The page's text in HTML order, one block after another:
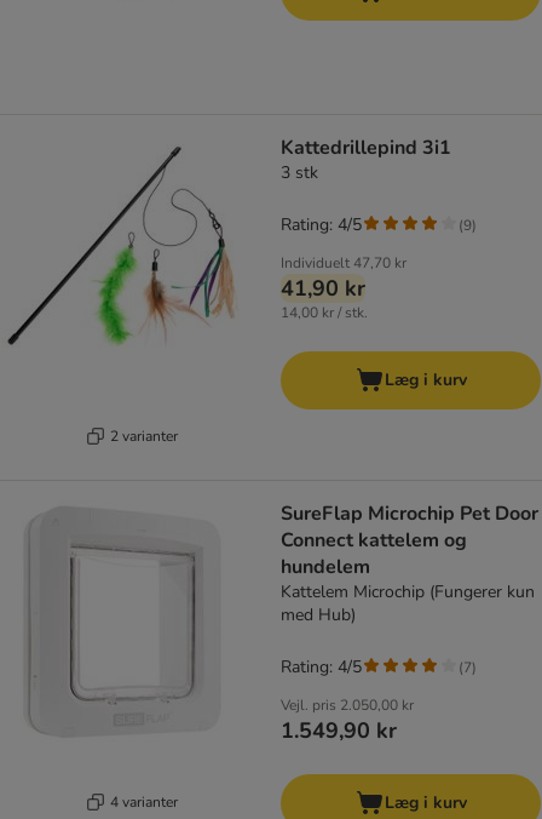
2 varianter
Kattedrillepind 3i1
3 stk
Individuelt47,70 kr
41,90 kr
14,00 kr / stk.
Rating: 4/5 (9)
Læg i kurv
4 varianter
SureFlap Microchip Pet Door
Connect kattelem og
hundelem
Kattelem Microchip (Fungerer kun
med Hub)
Vejl. pris 2.050,00 kr
1.549,90 kr
Rating: 4/5 (7)
Læg i kurv